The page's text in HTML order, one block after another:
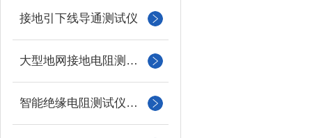
接地引下线导通测试仪
大型地网接地电阻测试仪
智能绝缘电阻测试仪（兆欧表）